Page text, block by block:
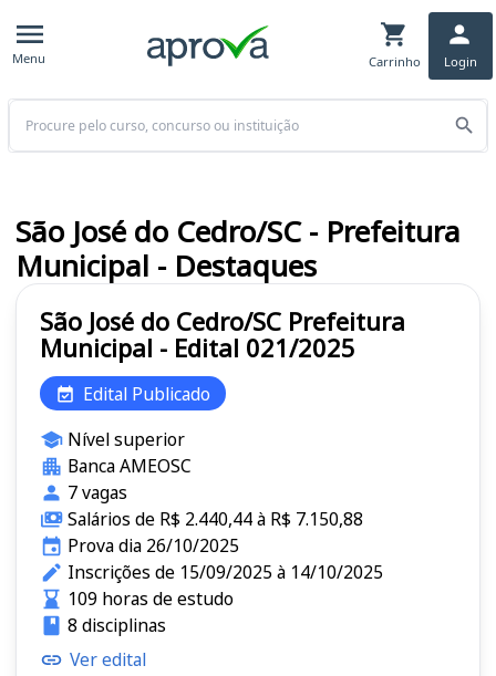
Menu Carrinho Login
Buscar
São José do Cedro/SC Prefeitura
Municipal - Edital 021/2025
Edital Publicado
Nível superior
Banca AMEOSC
7 vagas
Salários de R$ 2.440,44 à R$ 7.150,88
Prova dia 26/10/2025
Inscrições de 15/09/2025 à 14/10/2025
109 horas de estudo
8 disciplinas
Ver edital
São José do Cedro/SC - Prefeitura
Municipal - Destaques